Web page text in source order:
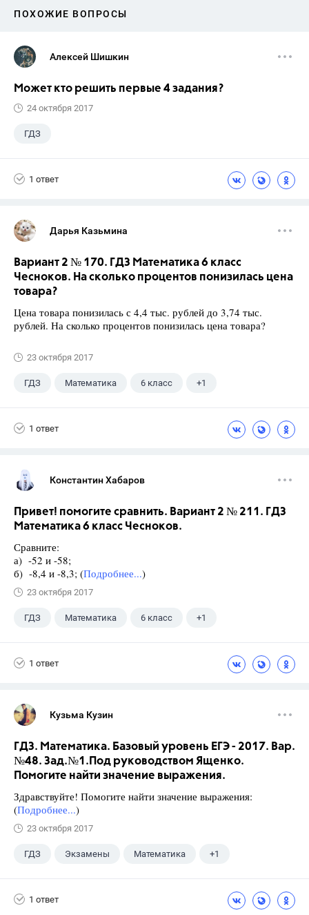
ПОХОЖИЕ ВОПРОСЫ
Алексей Шишкин
Может кто решить первые 4 задания?
24 октября 2017
ГДЗ
1 ответ
Дарья Казьмина
Вариант 2 № 170. ГДЗ Математика 6 класс
Чесноков. На сколько процентов понизилась цена
товара?
Цена товара понизилась с 4,4 тыс. рублей до 3,74 тыс.
рублей. На сколько процентов понизилась цена товара?
23 октября 2017
ГДЗ Математика 6 класс +1
1 ответ
Константин Хабаров
Привет! помогите сравнить. Вариант 2 № 211. ГДЗ
Математика 6 класс Чесноков.
Сравните:
а) -52 и -58;
б) -8,4 и -8,3; (Подробнее...)
23 октября 2017
ГДЗ Математика 6 класс +1
1 ответ
Кузьма Кузин
ГДЗ. Математика. Базовый уровень ЕГЭ - 2017. Вар.
№48. Зад.№1.Под руководством Ященко.
Помогите найти значение выражения.
Здравствуйте! Помогите найти значение выражения:
(Подробнее...)
23 октября 2017
ГДЗ Экзамены Математика +1
1 ответ